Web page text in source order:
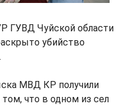
ГУВД Чуйской области
убийство
МВД КР получили
что в одном из сел